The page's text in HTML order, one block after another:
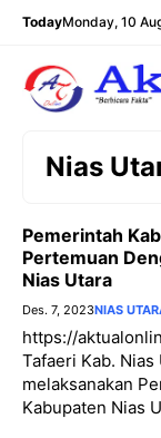
Langsung
TodayMonday, 10
Nias
Pemerintah
Pertemuan
Nias Utara
Des. 7, 2023NIAS
https://
Tafaeri Kab.
melaksanakan
Kabupaten Nias